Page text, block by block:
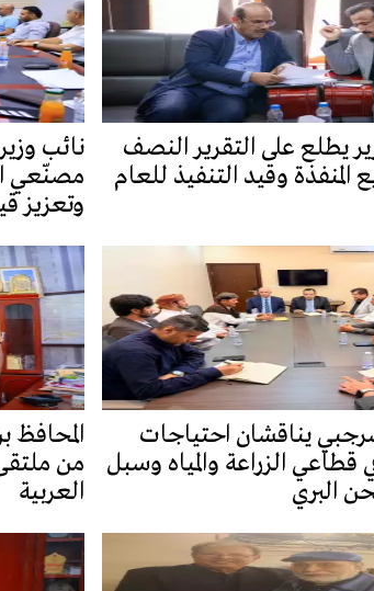
يطلع على التقرير النصف
وقيد التنفيذ للعام
نائب
مصنّعي
وتعزيز
يناقشان احتياجات
الزراعة والمياه وسبل
البري
المحافظ
من
العربية